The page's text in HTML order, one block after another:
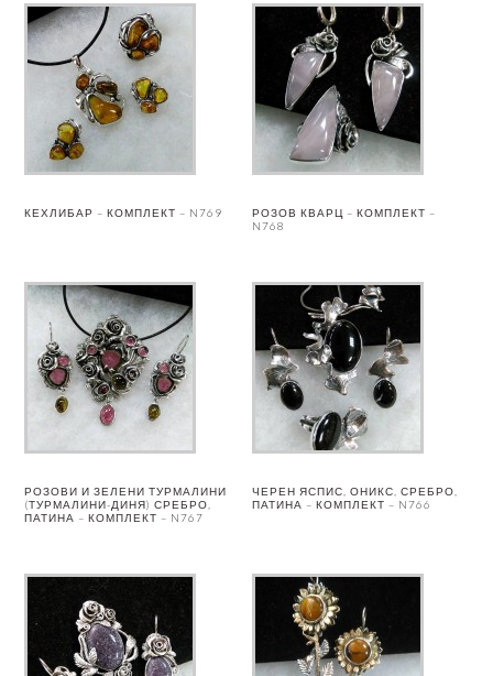
КЕХЛИБАР – КОМПЛЕКТ – N769
РОЗОВ КВАРЦ – КОМПЛЕКТ –
N768
РОЗОВИ И ЗЕЛЕНИ ТУРМАЛИНИ
(ТУРМАЛИНИ-ДИНЯ) СРЕБРО,
ПАТИНА – КОМПЛЕКТ – N767
ЧЕРЕН ЯСПИС, ОНИКС, СРЕБРО,
ПАТИНА – КОМПЛЕКТ – N766